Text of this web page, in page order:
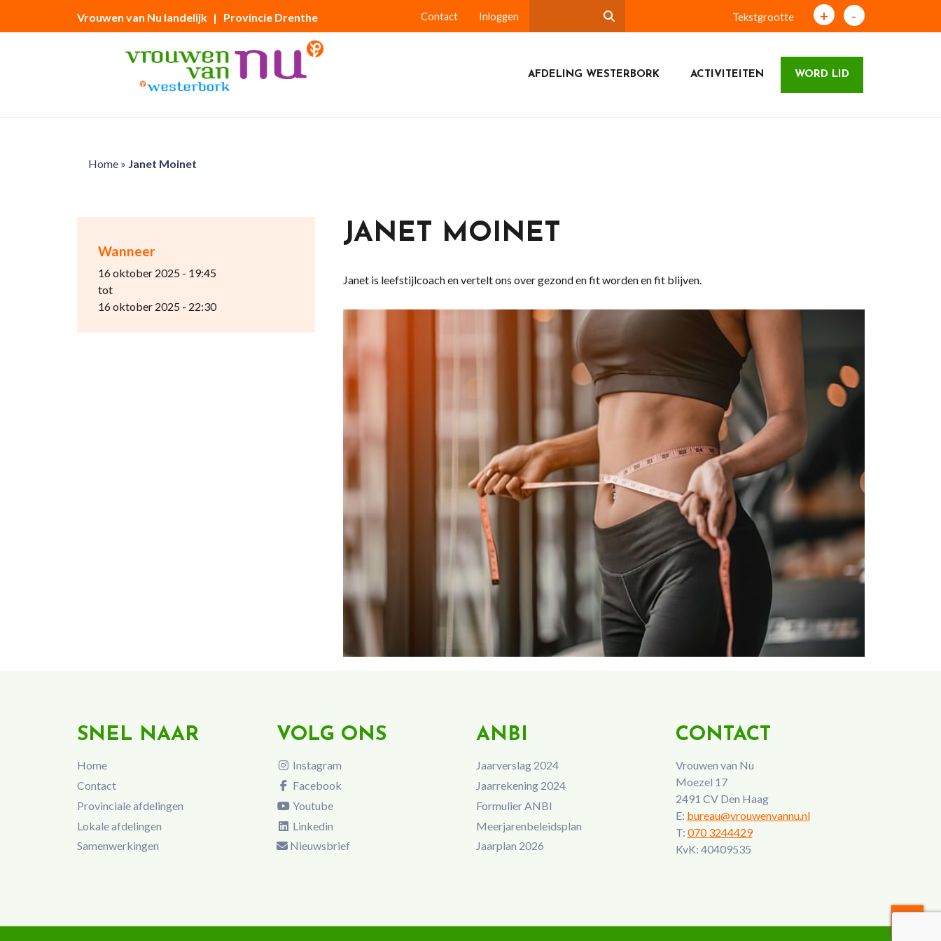
Vrouwen van Nu landelijk | Provincie Drenthe Contact Inloggen Tekstgrootte + -
AFDELING WESTERBORK ACTIVITEITEN WORD LID
Home» Janet Moinet
Wanneer
16 oktober 2025 - 19:45
tot
16 oktober 2025 - 22:30
JANET MOINET
Janet is leefstijlcoach en vertelt ons over gezond en fit worden en fit blijven.
SNEL NAAR
Home
Contact
Provinciale afdelingen
Lokale afdelingen
Samenwerkingen
VOLG ONS
Instagram
Facebook
Youtube
Linkedin
Nieuwsbrief
ANBI
Jaarverslag 2024
Jaarrekening 2024
Formulier ANBI
Meerjarenbeleidsplan
Jaarplan 2026
CONTACT
Vrouwen van Nu
Moezel 17
2491 CV Den Haag
E: bureau@vrouwenvannu.nl
T: 070 3244429
KvK: 40409535